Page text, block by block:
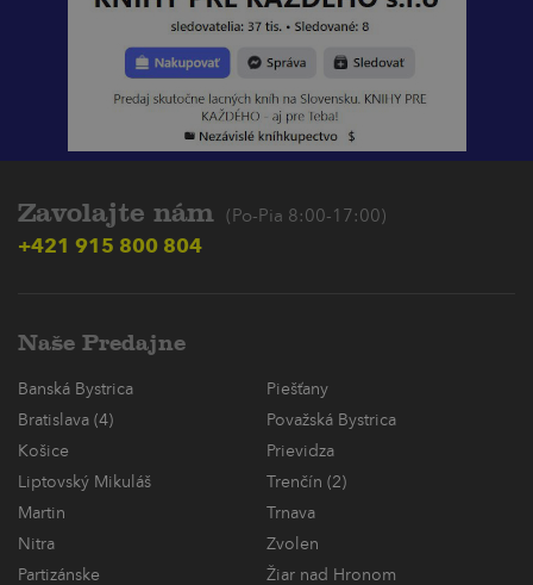
Zavolajte nám (Po-Pia 8:00-17:00)
+421 915 800 804
Naše Predajne
Banská Bystrica
Piešťany
Bratislava (4)
Považská Bystrica
Košice
Prievidza
Liptovský Mikuláš
Trenčín (2)
Martin
Trnava
Nitra
Zvolen
Partizánske
Žiar nad Hronom